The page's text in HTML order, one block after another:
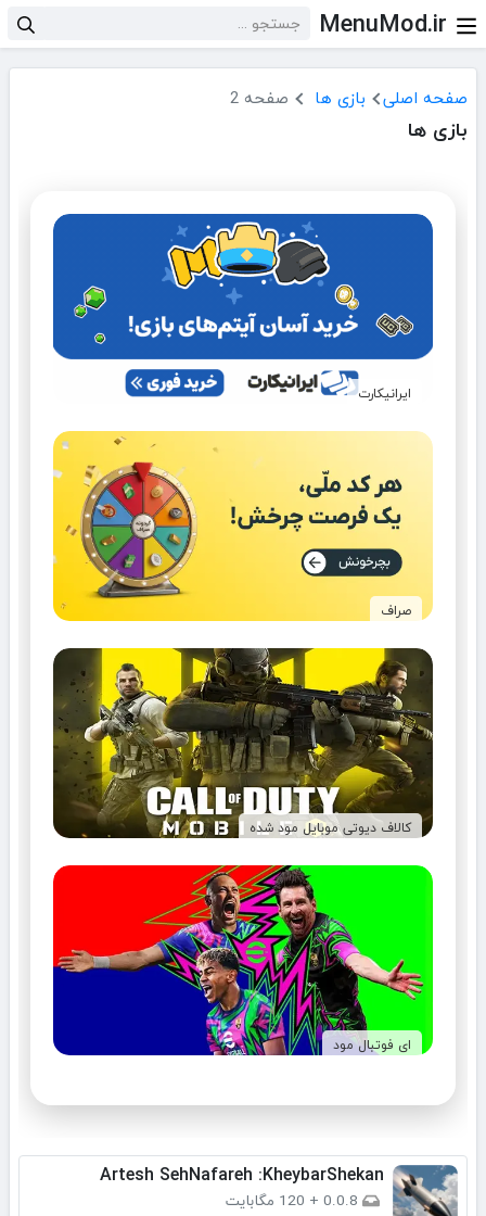
MenuMod.ir
صفحه اصلی بازی ها صفحه 2
بازی ها
ایرانیکارت
صراف
کالاف دیوتی موبایل مود شده
ای فوتبال مود
Artesh SehNafareh :KheybarShekan
0.0.8
+ 120 مگابایت